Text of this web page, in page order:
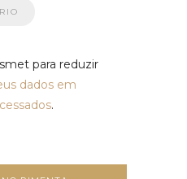
para reduzir
dados em
.